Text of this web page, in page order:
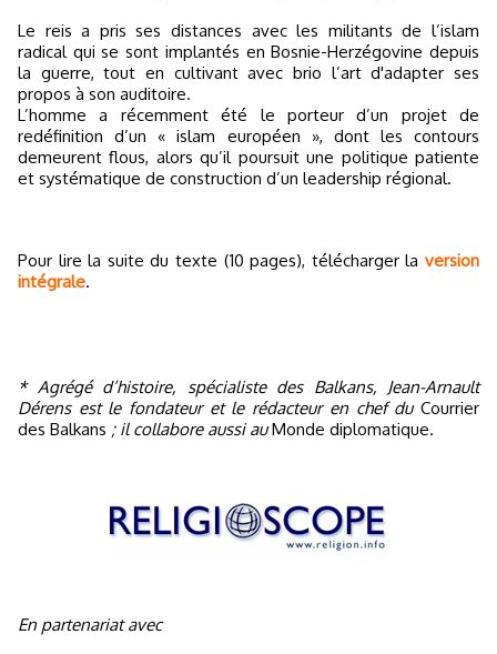
Le reis a pris ses distances avec les militants de l’islam
radical qui se sont implantés en Bosnie-Herzégovine depuis
la guerre, tout en cultivant avec brio l’art d'adapter ses
propos à son auditoire.
L’homme a récemment été le porteur d’un projet de
redéfinition d’un « islam européen », dont les contours
demeurent flous, alors qu’il poursuit une politique patiente
et systématique de construction d’un leadership régional.
Pour lire la suite du texte (10 pages), télécharger la version
intégrale.
* Agrégé d’histoire, spécialiste des Balkans, Jean-Arnault
Dérens est le fondateur et le rédacteur en chef du Courrier
des Balkans ; il collabore aussi auMonde diplomatique.
En partenariat avec